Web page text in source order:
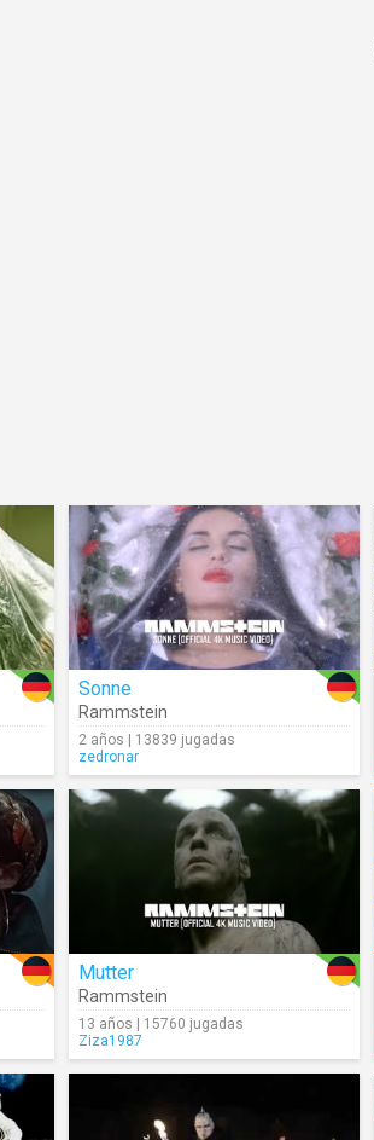
Sonne
Rammstein
2 años | 13839 jugadas
zedronar
Mutter
Rammstein
13 años | 15760 jugadas
Ziza1987